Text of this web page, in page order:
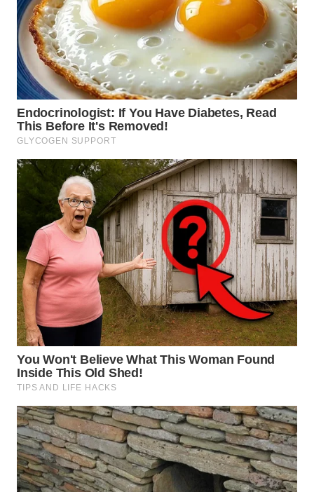
WN
NUSANTARA
WN
JOGJA
WN
JATIM
WN
BALI
WN
KALBAR
WN
KALTENG
WN
KALTARA
WN
WN
KALTIM
WN